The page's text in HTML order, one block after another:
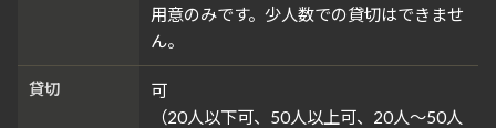
用意のみです。少人数での貸切はできませ
ん。
貸切
可
（20人以下可、50人以上可、20人～50人